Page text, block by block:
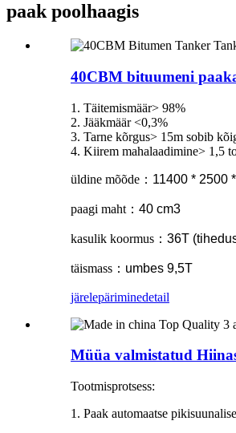
paak poolhaagis
40CBM bituumeni
1. Täitemismäär> 98%
2. Jääkmäär <0,3%
3. Tarne kõrgus> 15m sobib
4. Kiirem mahalaadimine> 1,5
üldine mõõde ： 11400 * 2500
paagi maht ： 40 cm3
kasulik koormus ： 36T
täismass ： umbes 9,5T
järelepäriminedetail
Müüa valmistatud
Tootmisprotsess:
1. Paak automaatse